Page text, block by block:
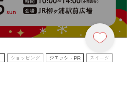
ショッピング ジモッシュPR
スイーツ